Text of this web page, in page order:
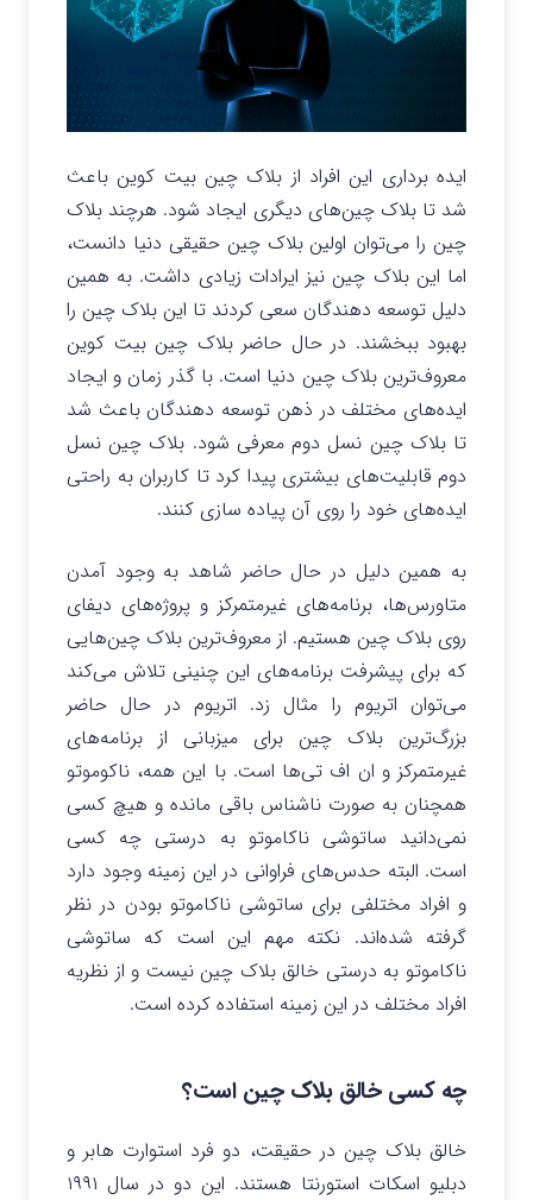
ایده برداری این افراد از بلاک چین بیت کوین باعث
شد تا بلاک چین‌های دیگری ایجاد شود. هرچند بلاک
چین را می‌توان اولین بلاک چین حقیقی دنیا دانست،
اما این بلاک چین نیز ایرادات زیادی داشت. به همین
دلیل توسعه دهندگان سعی کردند تا این بلاک چین را
بهبود ببخشند. در حال حاضر بلاک چین بیت کوین
معروف‌ترین بلاک چین دنیا است. با گذر زمان و ایجاد
ایده‌های مختلف در ذهن توسعه دهندگان باعث شد
تا بلاک چین نسل دوم معرفی شود. بلاک چین نسل
دوم قابلیت‌های بیشتری پیدا کرد تا کاربران به راحتی
ایده‌های خود را روی آن پیاده سازی کنند.
به همین دلیل در حال حاضر شاهد به وجود آمدن
متاورس‌ها، برنامه‌های غیرمتمرکز و پروژه‌های دیفای
روی بلاک چین هستیم. از معروف‌ترین بلاک چین‌هایی
که برای پیشرفت برنامه‌های این چنینی تلاش می‌کند
می‌توان اتریوم را مثال زد. اتریوم در حال حاضر
بزرگ‌ترین بلاک چین برای میزبانی از برنامه‌های
غیرمتمرکز و ان اف تی‌ها است. با این همه، ناکوموتو
همچنان به صورت ناشناس باقی مانده و هیچ کسی
نمی‌دانید ساتوشی ناکاموتو به درستی چه کسی
است. البته حدس‌های فراوانی در این زمینه وجود دارد
و افراد مختلفی برای ساتوشی ناکاموتو بودن در نظر
گرفته شده‌اند. نکته مهم این است که ساتوشی
ناکاموتو به درستی خالق بلاک چین نیست و از نظریه
افراد مختلف در این زمینه استفاده کرده است.
چه کسی خالق بلاک چین است؟
خالق بلاک چین در حقیقت، دو فرد استوارت هابر و
دبلیو اسکات استورنتا هستند. این دو در سال ۱۹۹۱